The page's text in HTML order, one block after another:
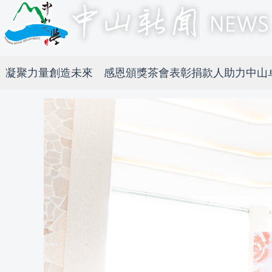
凝聚力量創造未來 感恩頒獎茶會表彰捐款人助力中山